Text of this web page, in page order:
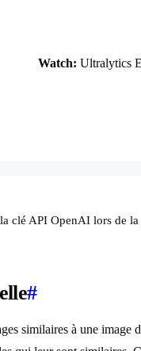
Watch: Ultralytics
API OpenAI lors de
#
similaires à une